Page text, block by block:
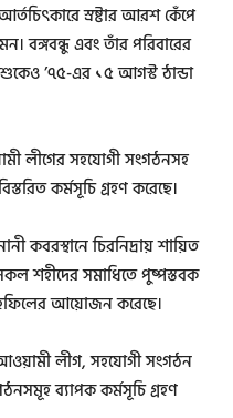
স্রষ্টার আরশ কেঁপে
বঙ্গবন্ধু এবং তাঁর পরিবারের
’৭৫-এর ১৫ আগস্ট ঠান্ডা
লীগের সহযোগী সংগঠনসহ
কর্মসূচি গ্রহণ করেছে।
কবরস্থানে চিরনিদ্রায় শায়িত
শহীদের সমাধিতে পুষ্পস্তবক
আয়োজন করেছে।
লীগ, সহযোগী সংগঠন
ব্যাপক কর্মসূচি গ্রহণ